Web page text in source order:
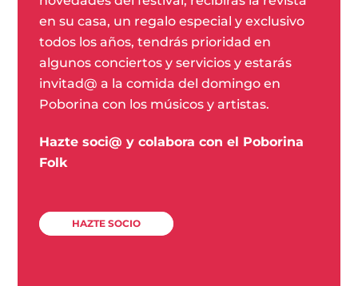
en su casa, un regalo especial y exclusivo
todos los años, tendrás prioridad en
algunos conciertos y servicios y estarás
invitad@ a la comida del domingo en
Poborina con los músicos y artistas.
Hazte soci@ y colabora con el Poborina
Folk
HAZTE SOCIO